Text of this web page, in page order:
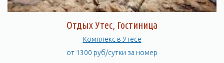
Отдых Утес, Гостиница
Комплекс в Утесе
от 1300 руб/сутки за номер